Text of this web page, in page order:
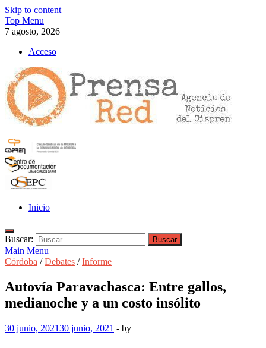
Skip to content
Top Menu
7 agosto, 2026
Acceso
>>prensared>>
LA AGENCIA DE NOTICIAS DEL CISPREN
Inicio
Buscar:
Main Menu
Córdoba /Debates /Informe
Autovía Paravachasca: Entre gallos,
medianoche y a un costo insólito
30 junio, 202130 junio, 2021 - by